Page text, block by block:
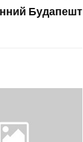
Будапешт